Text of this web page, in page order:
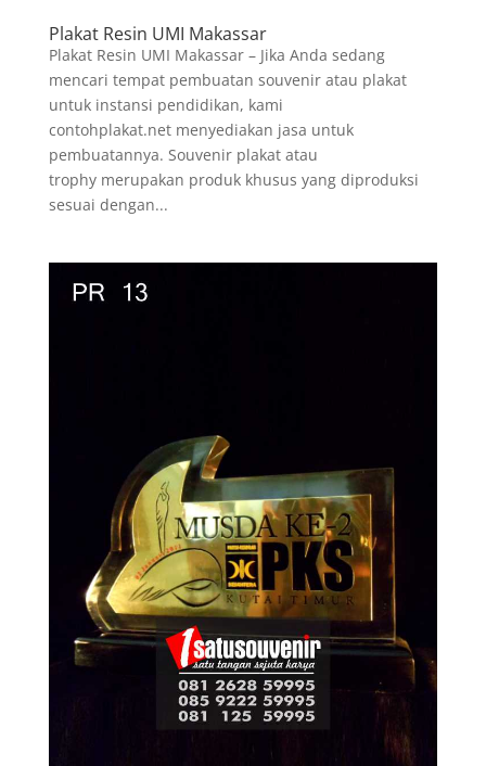
Plakat Resin UMI Makassar
Plakat Resin UMI Makassar – Jika Anda sedang
mencari tempat pembuatan souvenir atau plakat
untuk instansi pendidikan, kami
contohplakat.net menyediakan jasa untuk
pembuatannya. Souvenir plakat atau
trophy merupakan produk khusus yang diproduksi
sesuai dengan...